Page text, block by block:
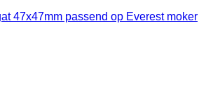
47x47mm passend op Everest moker